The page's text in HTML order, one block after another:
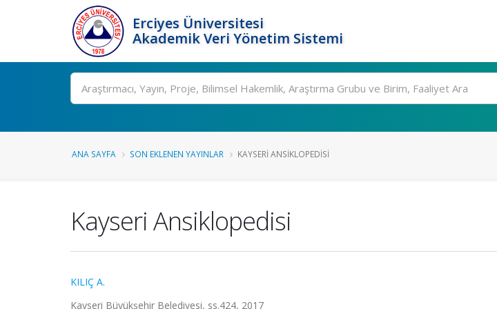
Erciyes Üniversitesi
Akademik Veri Yönetim Sistemi
Ara
ANA SAYFA SON EKLENEN YAYINLAR KAYSERI ANSIKLOPEDISI
Kayseri Ansiklopedisi
KILIÇ A.
Kayseri Büyükşehir Belediyesi, ss.424, 2017